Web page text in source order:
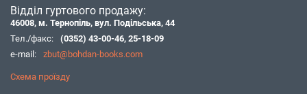
Відділ гуртового продажу:
46008, м. Тернопіль, вул. Подільська, 44
Тел./факс:
(0352) 43-00-46, 25-18-09
e-mail:
zbut@bohdan-books.com
Схема проїзду